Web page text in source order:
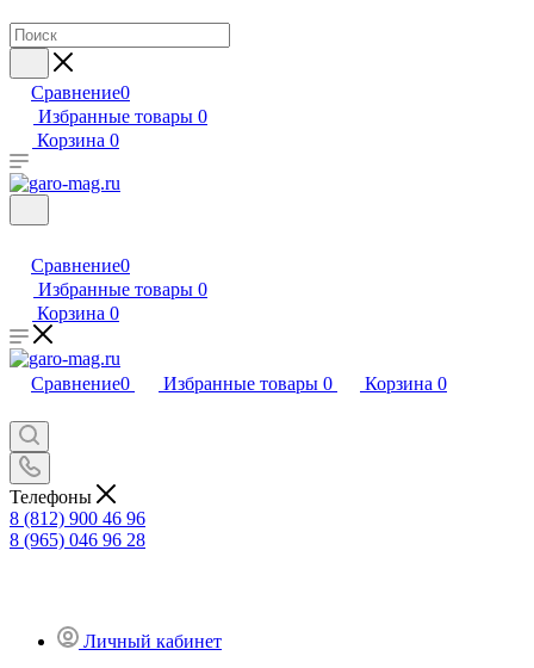
Сравнение0
Избранные товары 0
Корзина 0
Сравнение0
Избранные товары 0
Корзина 0
Сравнение0 Избранные товары 0 Корзина 0
Телефоны
8 (812) 900 46 96
8 (965) 046 96 28
Личный кабинет